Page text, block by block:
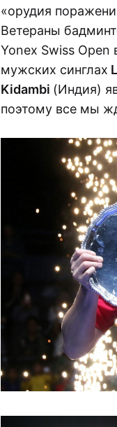
«орудия
Ветераны
Yonex Swiss
мужских синглах
Kidambi (Индия)
поэтому все мы